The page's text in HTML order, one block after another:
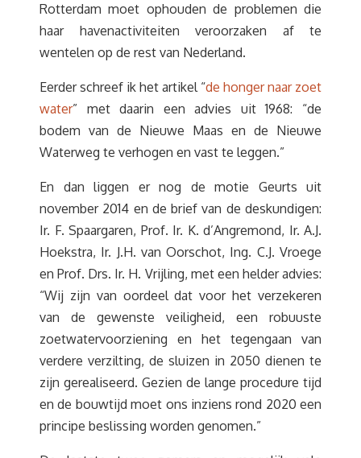
Rotterdam moet ophouden de problemen die
haar havenactiviteiten veroorzaken af te
wentelen op de rest van Nederland.
Eerder schreef ik het artikel “de honger naar zoet
water” met daarin een advies uit 1968: “de
bodem van de Nieuwe Maas en de Nieuwe
Waterweg te verhogen en vast te leggen.”
En dan liggen er nog de motie Geurts uit
november 2014 en de brief van de deskundigen:
Ir. F. Spaargaren, Prof. Ir. K. d’Angremond, Ir. A.J.
Hoekstra, Ir. J.H. van Oorschot, Ing. C.J. Vroege
en Prof. Drs. Ir. H. Vrijling, met een helder advies:
“Wij zijn van oordeel dat voor het verzekeren
van de gewenste veiligheid, een robuuste
zoetwatervoorziening en het tegengaan van
verdere verzilting, de sluizen in 2050 dienen te
zijn gerealiseerd. Gezien de lange procedure tijd
en de bouwtijd moet ons inziens rond 2020 een
principe beslissing worden genomen.”